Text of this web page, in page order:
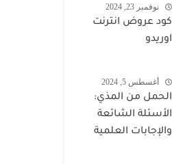
نوفمبر 23, 2024
كود عروض انترنت
اوريدو
أغسطس 5, 2024
الحمل من المذي:
الأسئلة الشائعة
والإجابات العلمية